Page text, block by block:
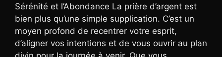
Sérénité et l’Abondance La prière d’argent est
bien plus qu’une simple supplication. C’est un
moyen profond de recentrer votre esprit,
d’aligner vos intentions et de vous ouvrir au plan